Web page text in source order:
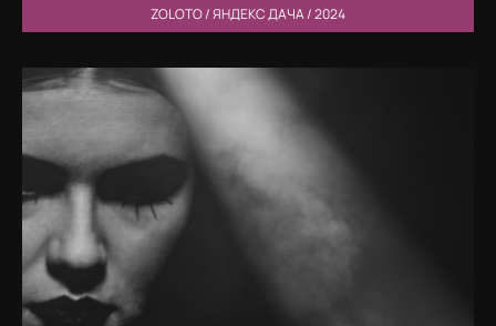
ZOLOTO / ЯНДЕКС ДАЧА / 2024